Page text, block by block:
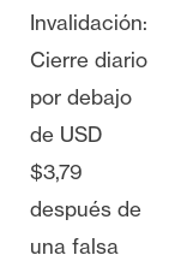
Invalidación:
Cierre diario
por debajo
de USD
$3,79
después de
una falsa